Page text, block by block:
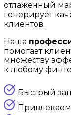
отлаженный
генерирует
клиентов.
Наша
помогает
множеству
к любому
Быстрый